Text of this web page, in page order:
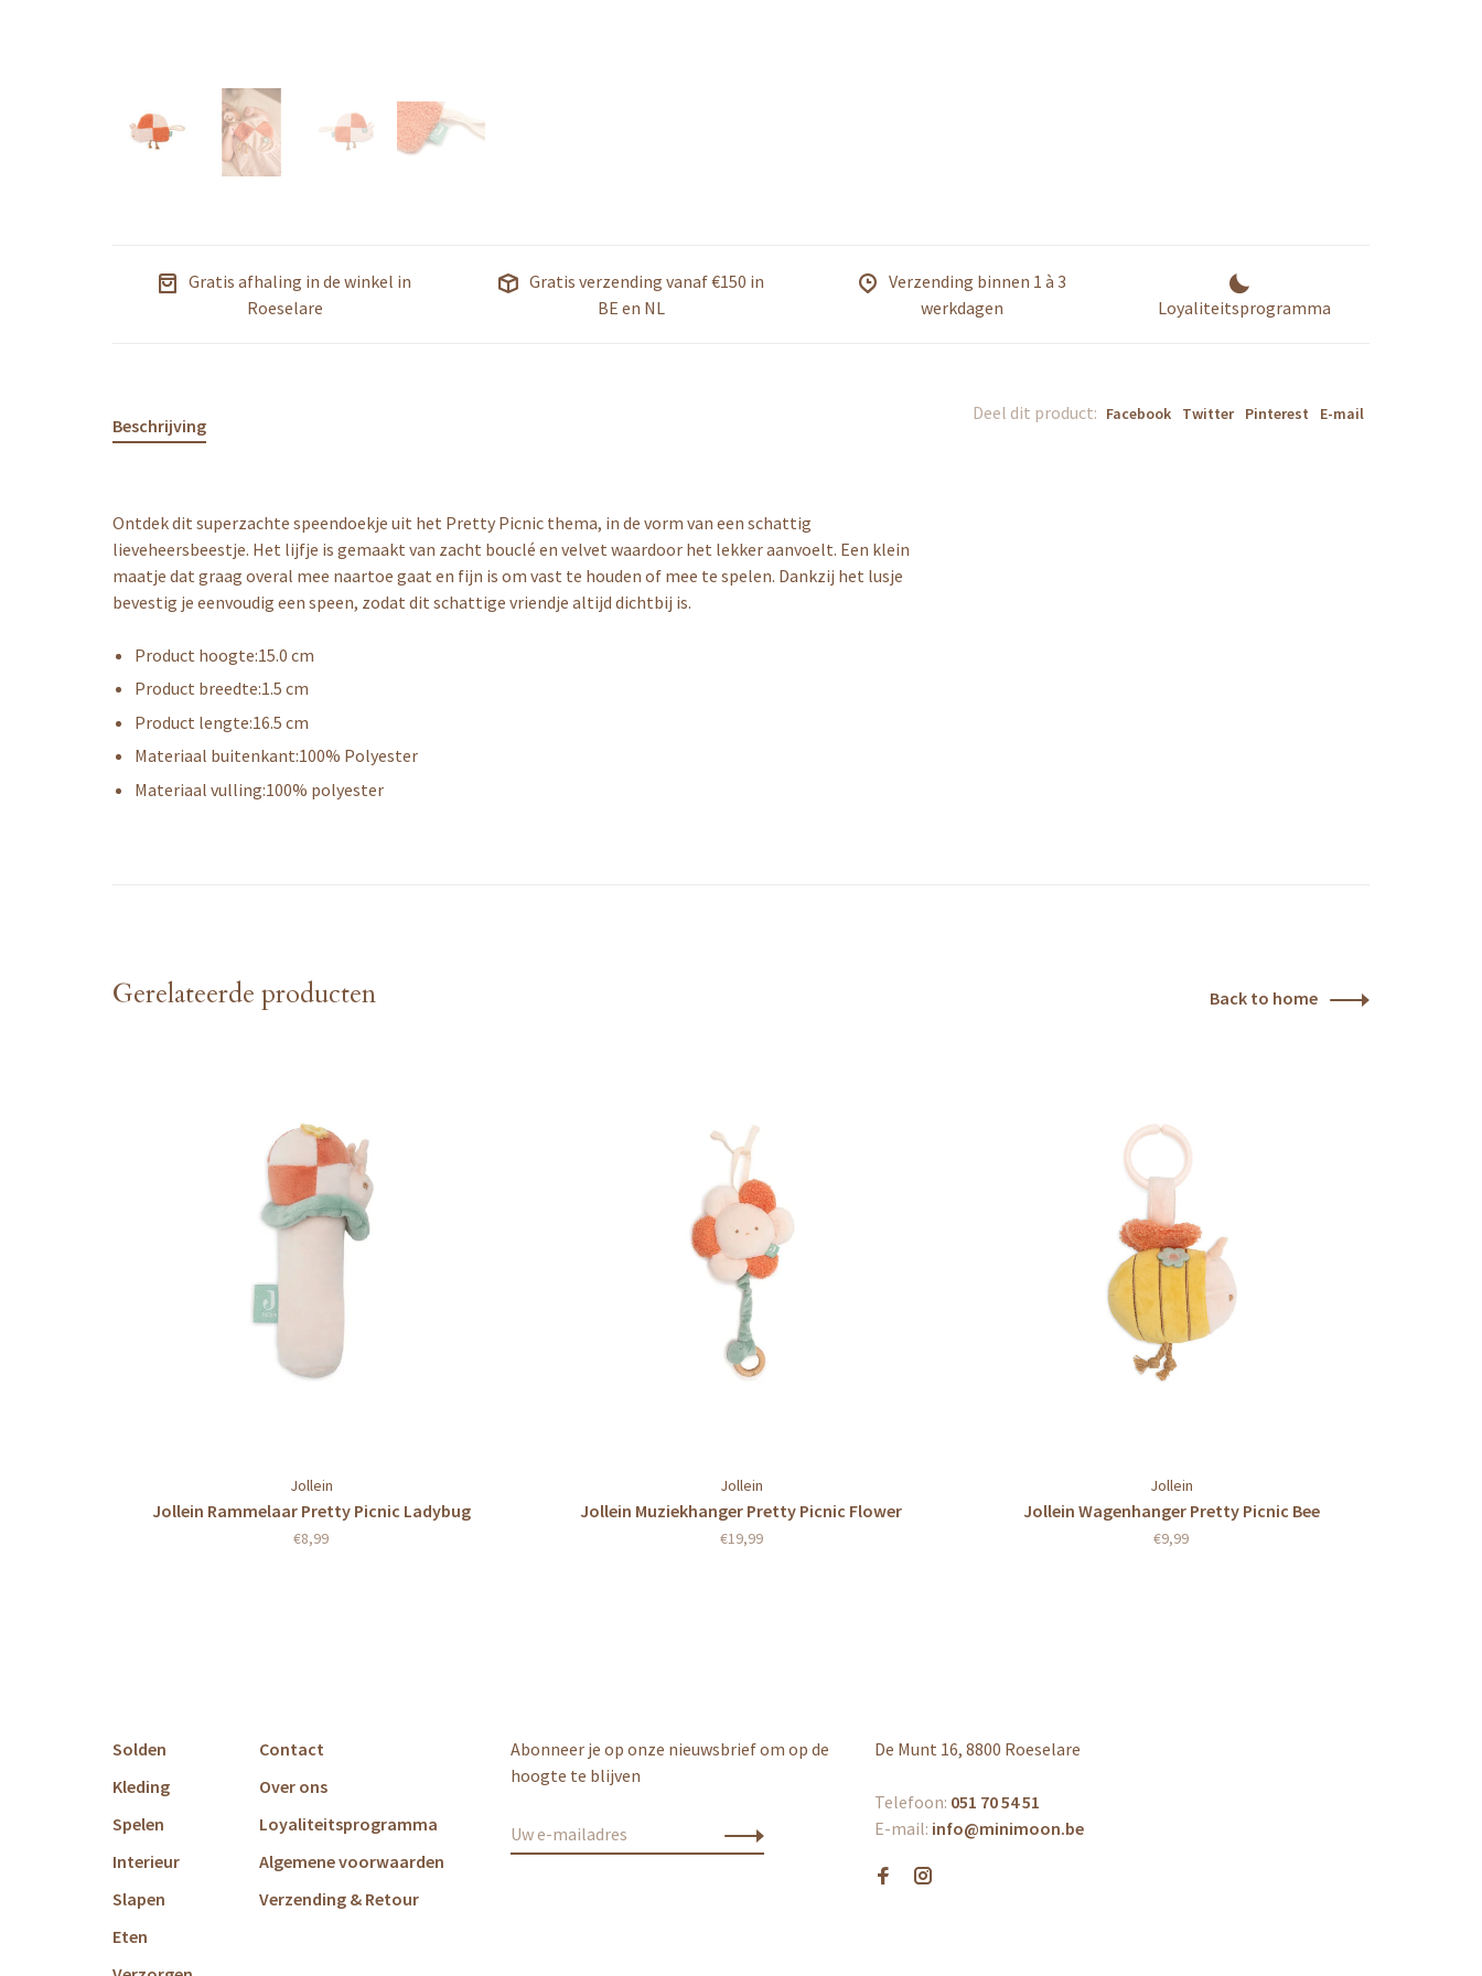
Gratis afhaling in de winkel in
Roeselare
Gratis verzending vanaf €150 in
BE en NL
Verzending binnen 1 à 3
werkdagen
Loyaliteitsprogramma
Deel dit product: Facebook Twitter Pinterest E-mail
Beschrijving
Ontdek dit superzachte speendoekje uit het Pretty Picnic thema, in de vorm van een schattig
lieveheersbeestje. Het lijfje is gemaakt van zacht bouclé en velvet waardoor het lekker aanvoelt. Een klein
maatje dat graag overal mee naartoe gaat en fijn is om vast te houden of mee te spelen. Dankzij het lusje
bevestig je eenvoudig een speen, zodat dit schattige vriendje altijd dichtbij is.
Product hoogte:15.0 cm
Product breedte:1.5 cm
Product lengte:16.5 cm
Materiaal buitenkant:100% Polyester
Materiaal vulling:100% polyester
Gerelateerde producten Back to home
Jollein
Jollein Rammelaar Pretty Picnic Ladybug
€8,99
Jollein
Jollein Muziekhanger Pretty Picnic Flower
€19,99
Jollein
Jollein Wagenhanger Pretty Picnic Bee
€9,99
Solden
Kleding
Spelen
Interieur
Slapen
Eten
Contact
Over ons
Loyaliteitsprogramma
Algemene voorwaarden
Verzending & Retour
Abonneer je op onze nieuwsbrief om op de
hoogte te blijven
De Munt 16, 8800 Roeselare
Telefoon: 051 70 54 51
E-mail: info@minimoon.be